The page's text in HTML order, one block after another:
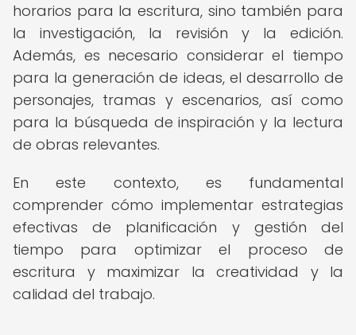
horarios para la escritura, sino también para
la investigación, la revisión y la edición.
Además, es necesario considerar el tiempo
para la generación de ideas, el desarrollo de
personajes, tramas y escenarios, así como
para la búsqueda de inspiración y la lectura
de obras relevantes.
En este contexto, es fundamental
comprender cómo implementar estrategias
efectivas de planificación y gestión del
tiempo para optimizar el proceso de
escritura y maximizar la creatividad y la
calidad del trabajo.